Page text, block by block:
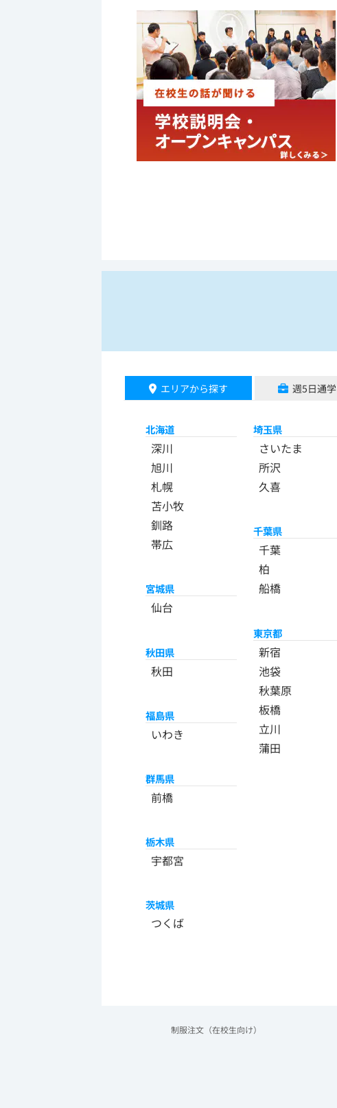
エリアから探す 週5日通学
北海道
深川
旭川
札幌
苫小牧
釧路
帯広
宮城県
仙台
秋田県
秋田
福島県
いわき
群馬県
前橋
栃木県
宇都宮
茨城県
つくば
埼玉県
さいたま
所沢
久喜
千葉県
千葉
柏
船橋
東京都
新宿
池袋
秋葉原
板橋
立川
蒲田
制服注文（在校生向け）